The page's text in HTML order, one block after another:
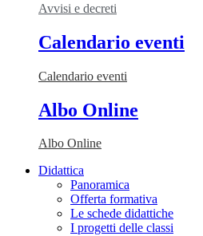
Avvisi e decreti
Calendario eventi
Calendario eventi
Albo Online
Albo Online
Didattica
Panoramica
Offerta formativa
Le schede didattiche
I progetti delle classi